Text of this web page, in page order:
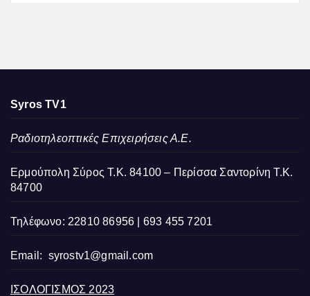
Syros TV1
Ραδιοτηλεοπτικές Επιχειρήσεις Α.Ε.
Ερμούπολη Σύρος Τ.Κ. 84100 – Περίσσα Σαντορίνη Τ.Κ.
84700
Τηλέφωνο: 22810 86956 | 693 455 7201
Email: syrostv1@gmail.com
ΙΣΟΛΟΓΙΣΜΟΣ 2023